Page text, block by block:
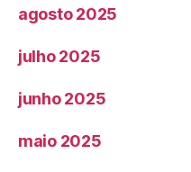
agosto 2025
julho 2025
junho 2025
maio 2025